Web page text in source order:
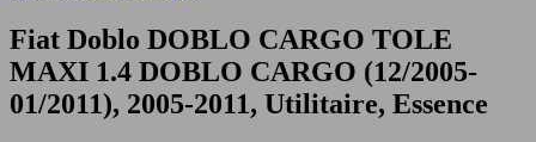
Fiat Doblo DOBLO CARGO TOLE
MAXI 1.4 DOBLO CARGO (12/2005-
01/2011), 2005-2011, Utilitaire, Essence